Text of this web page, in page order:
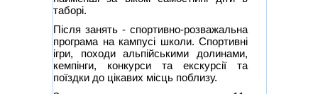
таборі.
Після занять - спортивно-розважальна
програма на кампусі школи. Спортивні
ігри, походи альпійськими долинами,
кемпінги, конкурси та екскурсії та
поїздки до цікавих місць поблизу.